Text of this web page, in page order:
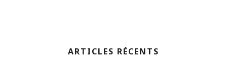
ARTICLES RÉCENTS